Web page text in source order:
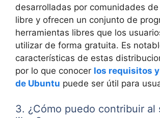
desarrolladas por comunidades
libre y ofrecen un conjunto de
herramientas libres que los
utilizar de forma gratuita. Es
características de estas
por lo que conocer los requisitos
de Ubuntu puede ser útil para
3. ¿Cómo puedo contribuir al